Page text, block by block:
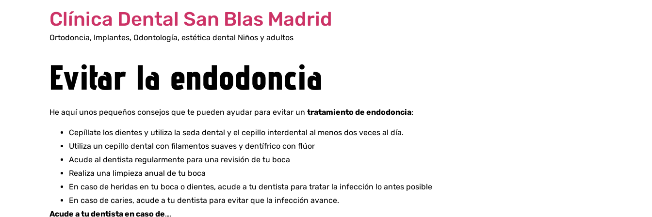
Clínica Dental San Blas Madrid
Ortodoncia, Implantes, Odontología, estética dental Niños y adultos
Evitar la endodoncia
He aquí unos pequeños consejos que te pueden ayudar para evitar un tratamiento de endodoncia:
Cepíllate los dientes y utiliza la seda dental y el cepillo interdental al menos dos veces al día.
Utiliza un cepillo dental con filamentos suaves y dentífrico con flúor
Acude al dentista regularmente para una revisión de tu boca
Realiza una limpieza anual de tu boca
En caso de heridas en tu boca o dientes, acude a tu dentista para tratar la infección lo antes posible
En caso de caries, acude a tu dentista para evitar que la infección avance.
Acude a tu dentista en caso de….